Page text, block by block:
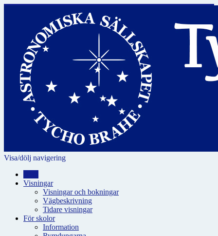
Visa/dölj navigering
Visningar
Visningar och bokningar
Vägbeskrivning
Tidare visningar
För skolor
Information